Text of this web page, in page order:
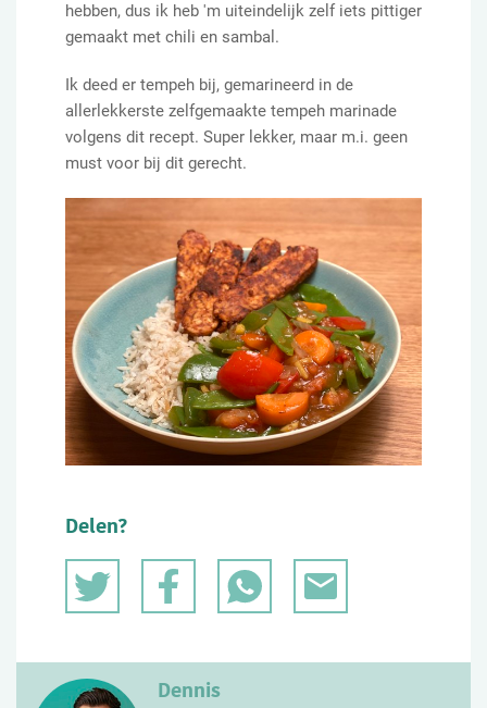
hebben, dus ik heb 'm uiteindelijk zelf iets pittiger
gemaakt met chili en sambal.
Ik deed er tempeh bij, gemarineerd in de
allerlekkerste zelfgemaakte tempeh marinade
volgens dit recept. Super lekker, maar m.i. geen
must voor bij dit gerecht.
Delen?
Dennis